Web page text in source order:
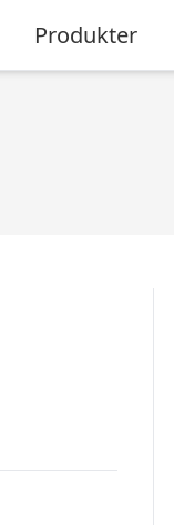
Produkter